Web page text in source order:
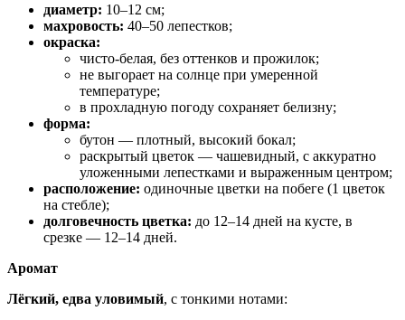
диаметр: 10–12 см;
махровость: 40–50 лепестков;
окраска:
чисто‑белая, без оттенков и прожилок;
не выгорает на солнце при умеренной
температуре;
в прохладную погоду сохраняет белизну;
форма:
бутон — плотный, высокий бокал;
раскрытый цветок — чашевидный, с аккуратно
уложенными лепестками и выраженным центром;
расположение: одиночные цветки на побеге (1 цветок
на стебле);
долговечность цветка: до 12–14 дней на кусте, в
срезке — 12–14 дней.
Аромат
Лёгкий, едва уловимый, с тонкими нотами: